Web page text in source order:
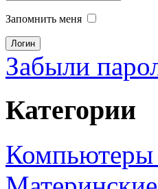
Запомнить меня
Забыли
Категории